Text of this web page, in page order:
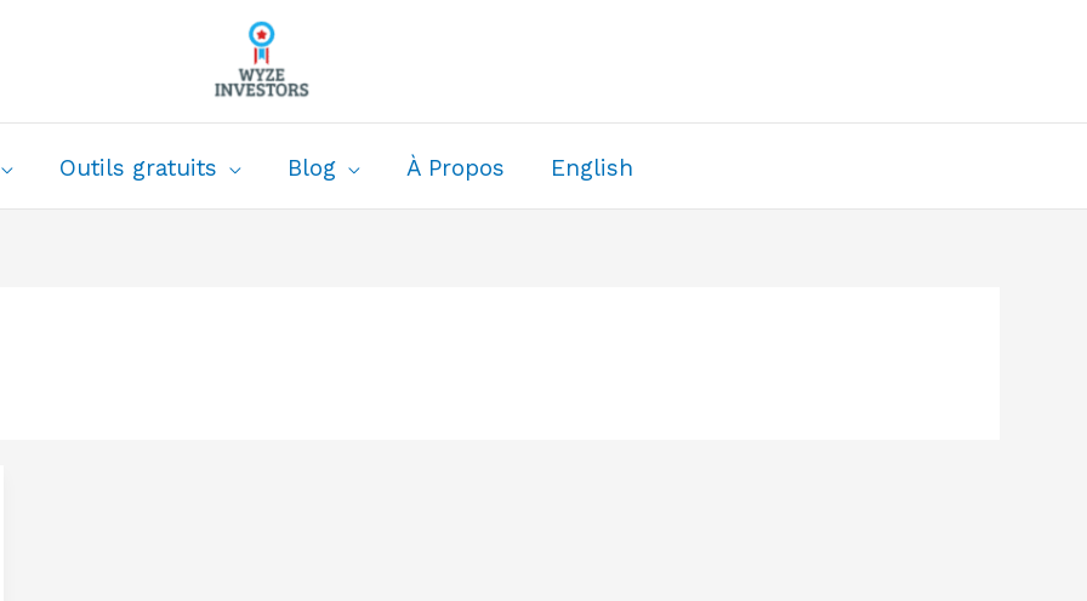
Outils gratuits Blog À Propos English